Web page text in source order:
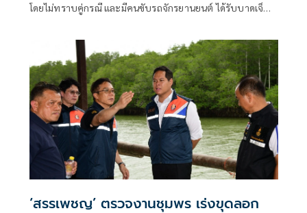
โดยไม่ทราบคู่กรณี และมีคนขับรถจักรยานยนต์ ได้รับบาดเจ็บ
‘สรรเพชญ’ ตรวจงานชุมพร เร่งขุดลอก